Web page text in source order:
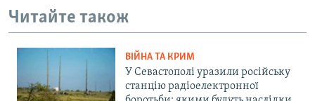
Читайте також
ВІЙНА ТА КРИМ
У Севастополі уразили російську
станцію радіоелектронної